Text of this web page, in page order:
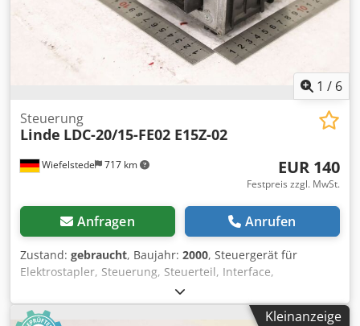
1 / 6
Wiefelstede 717 km
Steuerung
Linde LDC-20/15-FE02 E15Z-02
EUR 140
Festpreis zzgl. MwSt.
Anfragen Anrufen
Zustand: gebraucht, Baujahr: 2000, Steuergerät für
Elektrostapler, Steuerung, Steuerteil, Interface,
Motorsteuerung, Motor Controller, Steuerung,
Fahrsteuerung, Fahrstromsteuerung Chsdpfxszg A R Aj Ai
Iea -Übergabe: im Ist-Zusand wie besichtigt - Kleinanzeige